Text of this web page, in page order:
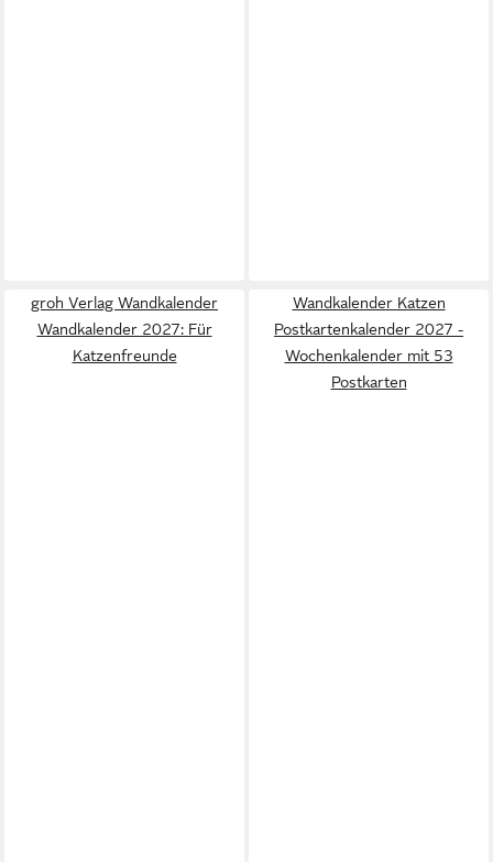
groh Verlag Wandkalender
Wandkalender 2027: Für
Katzenfreunde
Wandkalender Katzen
Postkartenkalender 2027 -
Wochenkalender mit 53
Postkarten